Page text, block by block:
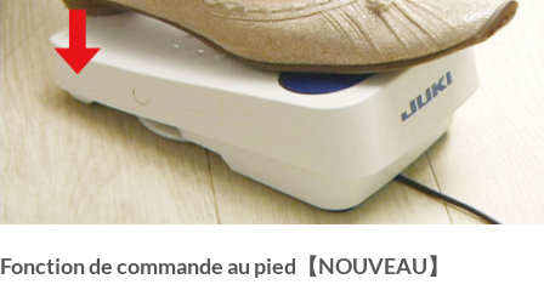
Fonction de commande au pied【NOUVEAU】